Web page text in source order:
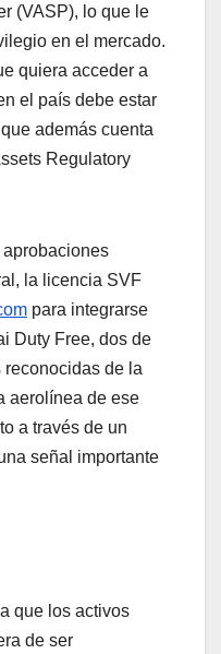
(VASP), lo que le
en el mercado.
quiera acceder a
el país debe estar
además cuenta
Regulatory
la licencia SVF
para integrarse
Duty Free, dos de
reconocidas de la
aerolínea de ese
a través de un
señal importante
que los activos
de ser